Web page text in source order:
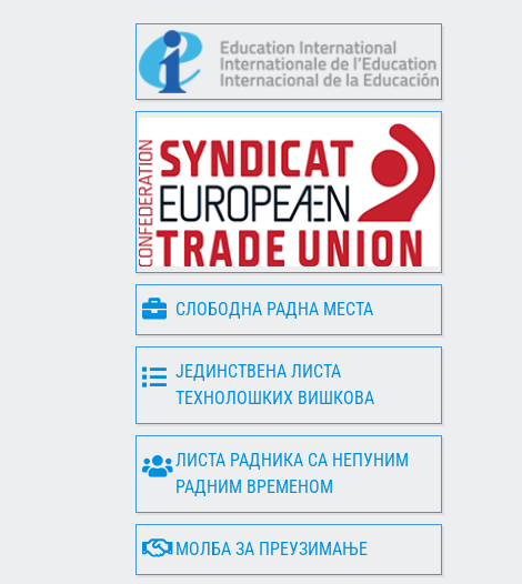
СЛОБОДНА РАДНА МЕСТА
ЈЕДИНСТВЕНА ЛИСТА
ТЕХНОЛОШКИХ ВИШКОВА
ЛИСТА РАДНИКА СА НЕПУНИМ
РАДНИМ ВРЕМЕНОМ
МОЛБА ЗА ПРЕУЗИМАЊЕ